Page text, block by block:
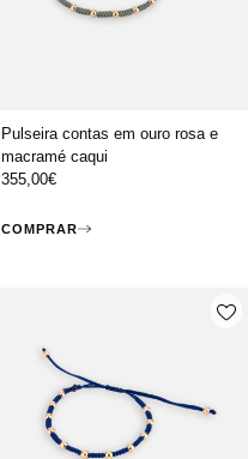
Pulseira contas em ouro rosa e
macramé caqui
355,00€
COMPRAR